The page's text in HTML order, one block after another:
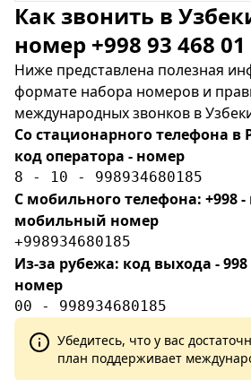
Как звонить в
номер +998 93 468 01
Ниже представлена полезная
формате набора номеров и
международных звонков в
Со стационарного телефона в
код оператора - номер
8 - 10 - 998934680185
С мобильного телефона: +998 -
мобильный номер
+998934680185
Из-за рубежа: код выхода - 998
номер
00 - 998934680185
Убедитесь, что у вас
план поддерживает